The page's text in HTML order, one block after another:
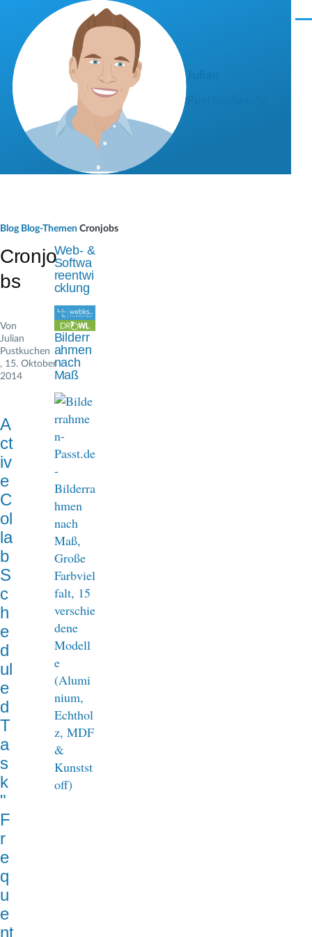
Direkt zum Inhalt
M
a
d
n
a
v
g
a
t
i
o
n
Blog Blog-ThemenCronjobs
Cronjo
bs
Von
Julian
Pustkuchen
, 15. Oktober
2014
A
ct
iv
e
C
ol
la
b
S
c
h
e
d
ul
e
d
T
a
s
k
"
F
r
e
q
u
e
nt
Web- &
Softwa
reentwi
cklung
Bilderr
ahmen
nach
Maß